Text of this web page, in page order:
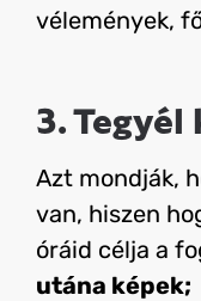
vélemények,
3.
Azt mondják,
van, hiszen
óráid célja a
utána képek;